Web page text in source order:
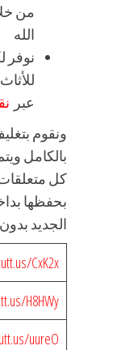
من
الله
نوفر
عبر
ونقوم
بالكامل
كل
بحفظها
الجديد
CxK2x
H8HWy
uureO